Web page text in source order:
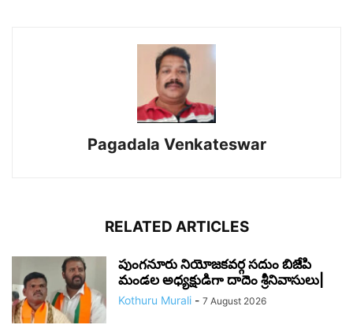
Pagadala Venkateswar
RELATED ARTICLES
పుంగనూరు నియోజకవర్గ సదుం బిజేపి
మండల అధ్యక్షుడిగా దాదెం శ్రీనివాసులు|
Kothuru Murali - 7 August 2026